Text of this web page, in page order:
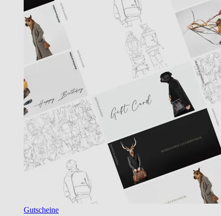
Gutscheine